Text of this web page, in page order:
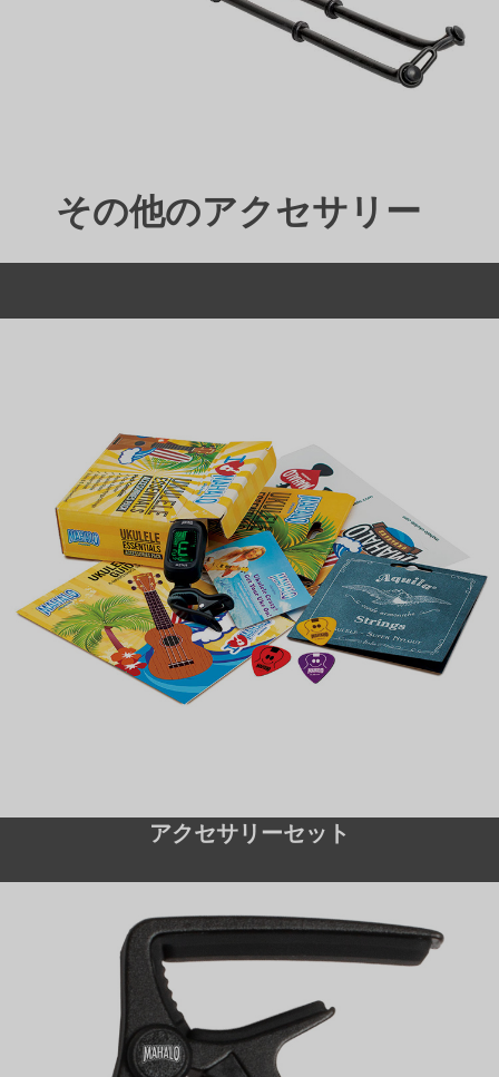
その他のアクセサリー
アクセサリーセット